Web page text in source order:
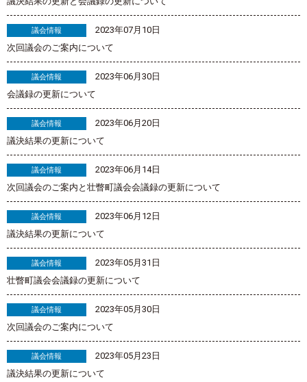
議会情報
2023年07月10日
次回議会のご案内について
議会情報
2023年06月30日
会議録の更新について
議会情報
2023年06月20日
議決結果の更新について
議会情報
2023年06月14日
次回議会のご案内と壮瞥町議会会議録の更新について
議会情報
2023年06月12日
議決結果の更新について
議会情報
2023年05月31日
壮瞥町議会会議録の更新について
議会情報
2023年05月30日
次回議会のご案内について
議会情報
2023年05月23日
議決結果の更新について